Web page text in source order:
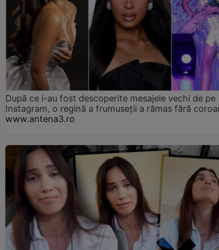
După ce i-au fost descoperite mesajele vechi de pe
Instagram, o regină a frumuseții a rămas fără
www.antena3.ro